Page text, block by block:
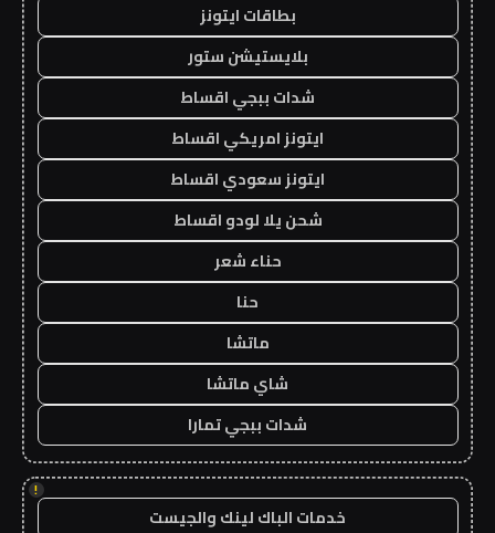
بطاقات ايتونز
بلايستيشن ستور
شدات ببجي اقساط
ايتونز امريكي اقساط
ايتونز سعودي اقساط
شحن يلا لودو اقساط
حناء شعر
حنا
ماتشا
شاي ماتشا
شدات ببجي تمارا
!
خدمات الباك لينك والجيست